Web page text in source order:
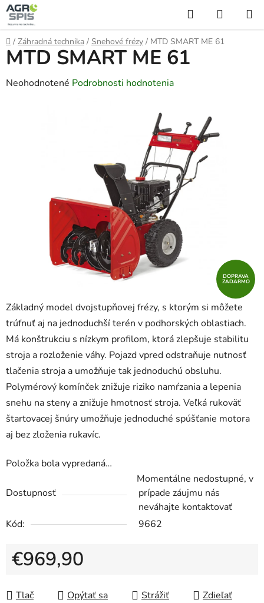
Prejsť
na
obsah
Hľadať
KOŠÍK
Domov
/ Záhradná technika / Snehové frézy / MTD SMART ME 61
Základný model dvojstupňovej frézy, s ktorým si môžete
trúfnuť aj na jednoduchší terén v podhorských oblastiach.
Má konštrukciu s nízkym profilom, ktorá zlepšuje stabilitu
stroja a rozloženie váhy. Pojazd vpred odstraňuje nutnosť
tlačenia stroja a umožňuje tak jednoduchú obsluhu.
Polymérový komínček znižuje riziko namŕzania a lepenia
snehu na steny a znižuje hmotnosť stroja. Veľká rukoväť
štartovacej šnúry umožňuje jednoduché spúšťanie motora
aj bez zloženia rukavíc.
Položka bola vypredaná…
Dostupnosť
Momentálne nedostupné, v
prípade záujmu nás
neváhajte kontaktovať
Kód:
9662
€969,90
Tlač
Opýtať sa Strážiť Zdieľať
MTD SMART ME 61
Priemerné
Neohodnotené Podrobnosti hodnotenia
DOPRAVA
ZADARMO